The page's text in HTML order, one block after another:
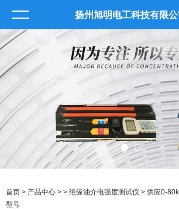
扬州旭明电工科技有限
首页 > 产品中心 > > 绝缘油介电强度测试仪 > 供应0-
型号